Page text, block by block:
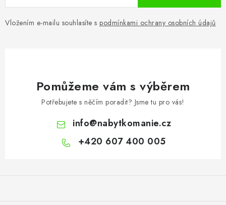
Vložením e-mailu souhlasíte s podmínkami ochrany osobních údajů
Pomůžeme vám s výběrem
Potřebujete s něčím poradit? Jsme tu pro vás!
info@nabytkomanie.cz
+420 607 400 005